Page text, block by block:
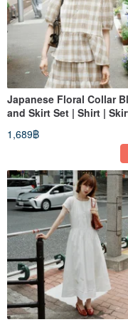
Japanese Floral Collar
and Skirt Set | Shirt |
Summer Collection |
1,689฿